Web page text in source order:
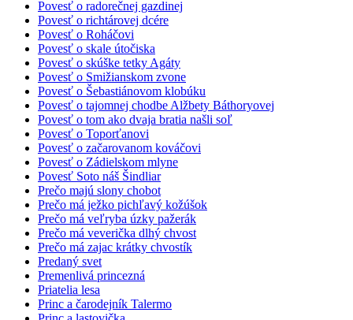
Povesť o radorečnej gazdinej
Povesť o richtárovej dcére
Povesť o Roháčovi
Povesť o skale útočiska
Povesť o skúške tetky Agáty
Povesť o Smižianskom zvone
Povesť o Šebastiánovom klobúku
Povesť o tajomnej chodbe Alžbety Báthoryovej
Povesť o tom ako dvaja bratia našli soľ
Povesť o Toporťanovi
Povesť o začarovanom kováčovi
Povesť o Zádielskom mlyne
Povesť Soto náš Šindliar
Prečo majú slony chobot
Prečo má ježko pichľavý kožúšok
Prečo má veľryba úzky pažerák
Prečo má veverička dlhý chvost
Prečo má zajac krátky chvostík
Predaný svet
Premenlivá princezná
Priatelia lesa
Princ a čarodejník Talermo